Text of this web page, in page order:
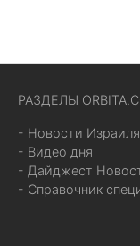
РАЗДЕЛЫ
- Новости Израиля
- Видео дня
- Дайджест
- Справочник